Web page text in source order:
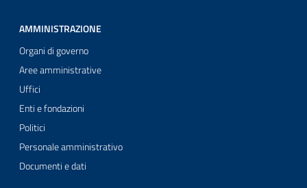
AMMINISTRAZIONE
Organi di governo
Aree amministrative
Uffici
Enti e fondazioni
Politici
Personale amministrativo
Documenti e dati